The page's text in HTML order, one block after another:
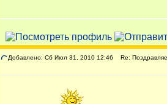
Добавлено: Сб Июл 31, 2010 12:46 Re: